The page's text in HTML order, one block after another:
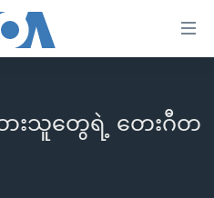
ားသူတွေရဲ့ တေးဂီတ